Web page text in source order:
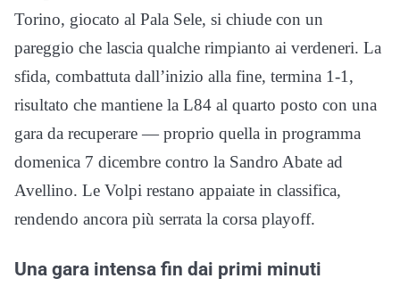
Torino, giocato al Pala Sele, si chiude con un
pareggio che lascia qualche rimpianto ai verdeneri. La
sfida, combattuta dall’inizio alla fine, termina 1-1,
risultato che mantiene la L84 al quarto posto con una
gara da recuperare — proprio quella in programma
domenica 7 dicembre contro la Sandro Abate ad
Avellino. Le Volpi restano appaiate in classifica,
rendendo ancora più serrata la corsa playoff.
Una gara intensa fin dai primi minuti